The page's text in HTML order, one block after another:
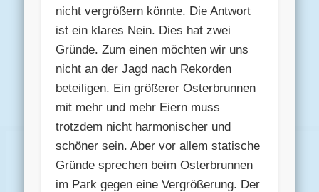
nicht vergrößern könnte. Die Antwort
ist ein klares Nein. Dies hat zwei
Gründe. Zum einen möchten wir uns
nicht an der Jagd nach Rekorden
beteiligen. Ein größerer Osterbrunnen
mit mehr und mehr Eiern muss
trotzdem nicht harmonischer und
schöner sein. Aber vor allem statische
Gründe sprechen beim Osterbrunnen
im Park gegen eine Vergrößerung. Der